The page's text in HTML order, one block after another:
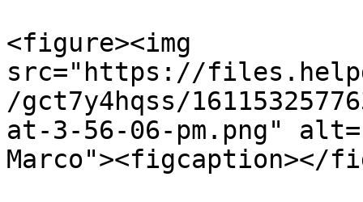
<figure><img
src="https://
/gct7y4hqss/
at-3-56-06-pm.png"
Marco"><figcaption></